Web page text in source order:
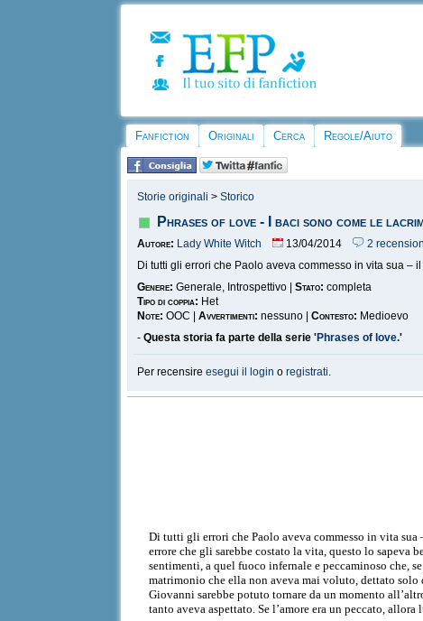
Fanfiction Originali Cerca Regole/Aiuto
Storie originali >Storico
Phrases of love - I baci sono come le
Autore: Lady White Witch 13/04/2014
2
Di tutti gli errori che Paolo aveva commesso in vita sua –
Genere: Generale, Introspettivo |Stato: completa
Tipo di coppia: Het
Note: OOC |Avvertimenti: nessuno |Contesto: Medioevo
-Questa storia fa parte della serie 'Phrases of love.'
Per recensireesegui il login oregistrati.
Di tutti gli errori che Paolo aveva commesso in vita
errore che gli sarebbe costato la vita, questo lo sapeva
sentimenti, a quel fuoco infernale e peccaminoso che,
matrimonio che ella non aveva mai voluto, dettato
Giovanni sarebbe potuto tornare da un momento
tanto aveva aspettato. Se l’amore era un peccato,